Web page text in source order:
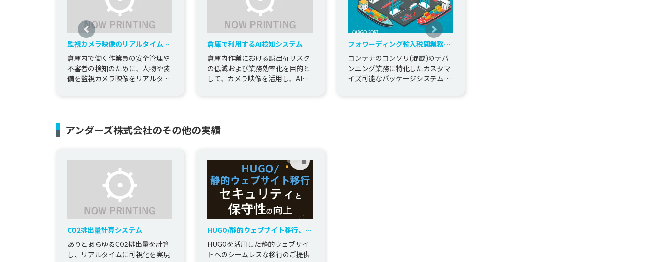
監視カメラ映像のリアルタイムAI
解析
倉庫内で働く作業員の安全管理や
不審者の検知のために、人物や装
備を監視カメラ映像をリアルタイ
構築しました。 システムは、監
倉庫で利用するAI検知システム
倉庫内作業における誤出荷リスク
の低減および業務効率化を目的と
して、カメラ映像を活用し、AIに
フォワーディング輸入税関業務管
理システム
コンテナのコンソリ(混載)のデバ
ンニング業務に特化したカスタマ
イズ可能なパッケージシステムの
アンダーズ株式会社のその他の実績
CO2排出量計算システム
ありとあらゆるCO2排出量を計算
し、リアルタイムに可視化を実現
HUGO/静的ウェブサイト移行、セ
キュリティと保守性の向上
HUGOを活用した静的ウェブサイ
トへのシームレスな移行のご提供